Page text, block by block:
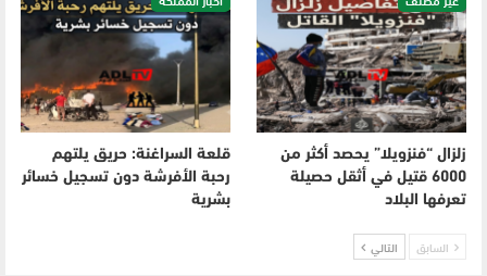
زلزال “فنزويلا” يحصد أكثر من
6000 قتيل في أثقل حصيلة
تعرفها البلاد
قلعة السراغنة: حريق يلتهم
رحبة الأفرشة دون تسجيل خسائر
بشرية
السابق التالي